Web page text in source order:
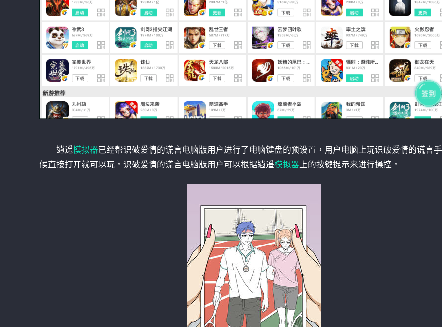
逍遥模拟器已经帮识破爱情的谎言电脑版用户进行了电脑键盘的预设置，用户电脑上玩识破爱情的谎言
候直接打开就可以玩。识破爱情的谎言电脑版用户可以根据逍遥模拟器上的按键提示来进行操控。